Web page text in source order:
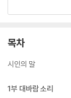
김종회 문학평론가(
에는 언어의 기교나
은 그가 살아온 세월
고 편안한 공감을 촉
한 편으로 밀쳐두고,
목차
시인의 말
1부 대바람 소리